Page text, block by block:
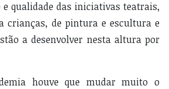
e qualidade das iniciativas teatrais,
crianças, de pintura e escultura e
a desenvolver nesta altura por
houve que mudar muito o